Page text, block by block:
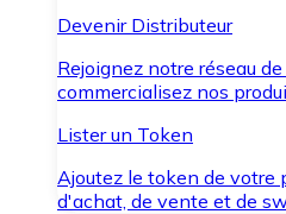
Devenir Distributeur
Rejoignez notre réseau
commercialisez nos
Lister un Token
Ajoutez le token de votre
d'achat, de vente et de